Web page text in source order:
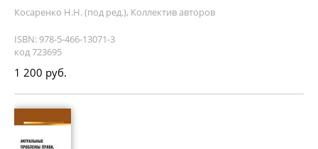
Косаренко Н.Н. (под ред.), Коллектив авторов
ISBN: 978-5-466-13071-3
код 723695
1 200 руб.